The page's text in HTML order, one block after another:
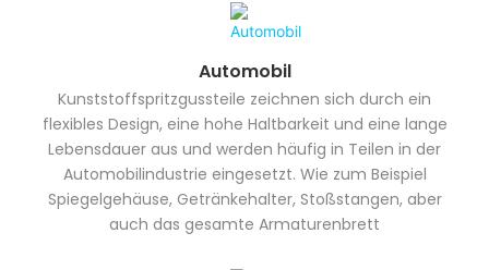
Automobil
Kunststoffspritzgussteile zeichnen sich durch ein
flexibles Design, eine hohe Haltbarkeit und eine lange
Lebensdauer aus und werden häufig in Teilen in der
Automobilindustrie eingesetzt. Wie zum Beispiel
Spiegelgehäuse, Getränkehalter, Stoßstangen, aber
auch das gesamte Armaturenbrett